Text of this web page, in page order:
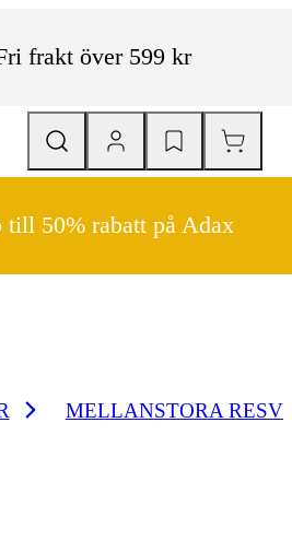
frakt över 599 kr
50% rabatt på Adax
MELLANSTORA